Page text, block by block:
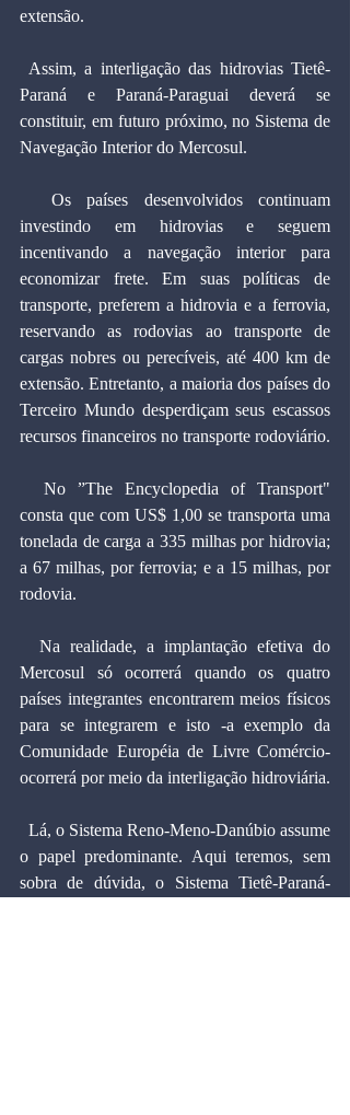
extensão.
Paraná e Paraná-Paraguai deverá se
constituir, em futuro próximo, no Sistema de
Navegação Interior do Mercosul.
investindo em hidrovias e seguem
incentivando a navegação interior para
economizar frete. Em suas políticas de
transporte, preferem a hidrovia e a ferrovia,
reservando as rodovias ao transporte de
cargas nobres ou perecíveis, até 400 km de
extensão. Entretanto, a maioria dos países do
Terceiro Mundo desperdiçam seus escassos
recursos financeiros no transporte rodoviário.
consta que com US$ 1,00 se transporta uma
tonelada de carga a 335 milhas por hidrovia;
a 67 milhas, por ferrovia; e a 15 milhas, por
rodovia.
Mercosul só ocorrerá quando os quatro
países integrantes encontrarem meios físicos
para se integrarem e isto -a exemplo da
Comunidade Européia de Livre Comércio-
ocorrerá por meio da interligação hidroviária.
o papel predominante. Aqui teremos, sem
sobra de dúvida, o Sistema Tietê-Paraná-